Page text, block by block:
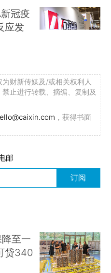
冠疫
应发
财新传媒及/或相关权利人
止进行转载、摘编、复制及
，获得书面
邮
订阅
至一
贷340